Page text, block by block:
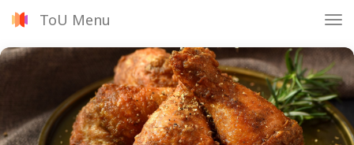
ToU Menu